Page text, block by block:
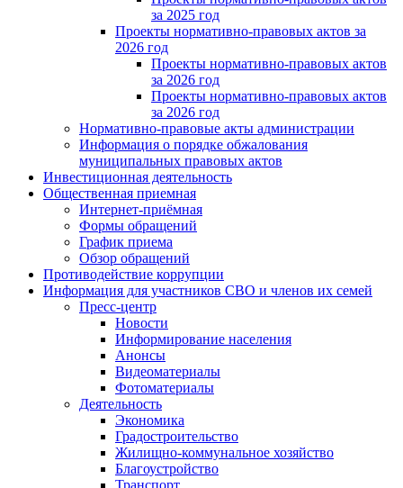
за 2025 год
Проекты нормативно-правовых актов за
2026 год
Проекты нормативно-правовых актов
за 2026 год
Проекты нормативно-правовых актов
за 2026 год
Нормативно-правовые акты администрации
Информация о порядке обжалования
муниципальных правовых актов
Инвестиционная деятельность
Общественная приемная
Интернет-приёмная
Формы обращений
График приема
Обзор обращений
Противодействие коррупции
Информация для участников СВО и членов их семей
Пресс-центр
Новости
Информирование населения
Анонсы
Видеоматериалы
Фотоматериалы
Деятельность
Экономика
Градостроительство
Жилищно-коммунальное хозяйство
Благоустройство
Транспорт